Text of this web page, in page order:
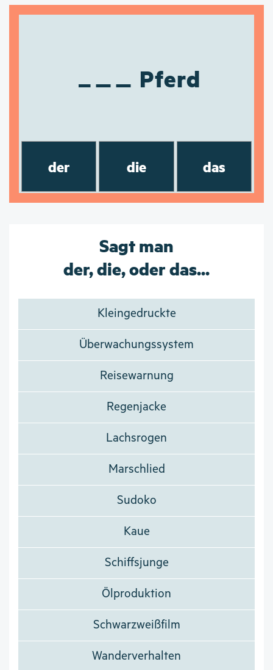
Pferd
der die das
Sagt man
der, die, oder das...
Kleingedruckte
Überwachungssystem
Reisewarnung
Regenjacke
Lachsrogen
Marschlied
Sudoko
Kaue
Schiffsjunge
Ölproduktion
Schwarzweißfilm
Wanderverhalten